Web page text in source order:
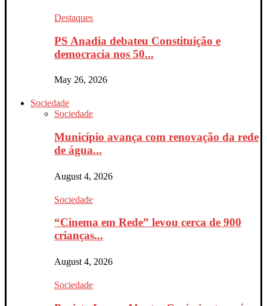
Destaques
PS Anadia debateu Constituição e
democracia nos 50...
May 26, 2026
Sociedade
Sociedade
Município avança com renovação da rede
de água...
August 4, 2026
Sociedade
“Cinema em Rede” levou cerca de 900
crianças...
August 4, 2026
Sociedade